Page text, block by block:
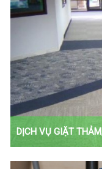
DỊCH VỤ GIẶT